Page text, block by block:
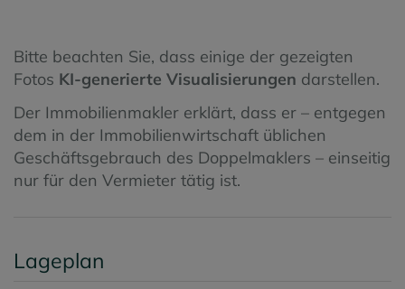
Bitte beachten Sie, dass einige der gezeigten
Fotos KI-generierte Visualisierungen darstellen.
Der Immobilienmakler erklärt, dass er – entgegen
dem in der Immobilienwirtschaft üblichen
Geschäftsgebrauch des Doppelmaklers – einseitig
nur für den Vermieter tätig ist.
Lageplan